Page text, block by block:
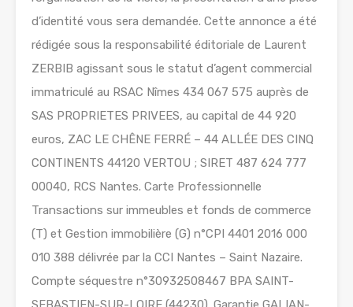
d’identité vous sera demandée. Cette annonce a été
rédigée sous la responsabilité éditoriale de Laurent
ZERBIB agissant sous le statut d’agent commercial
immatriculé au RSAC Nîmes 434 067 575 auprès de
SAS PROPRIETES PRIVEES, au capital de 44 920
euros, ZAC LE CHÊNE FERRÉ – 44 ALLÉE DES CINQ
CONTINENTS 44120 VERTOU ; SIRET 487 624 777
00040, RCS Nantes. Carte Professionnelle
Transactions sur immeubles et fonds de commerce
(T) et Gestion immobilière (G) n°CPI 4401 2016 000
010 388 délivrée par la CCI Nantes – Saint Nazaire.
Compte séquestre n°30932508467 BPA SAINT-